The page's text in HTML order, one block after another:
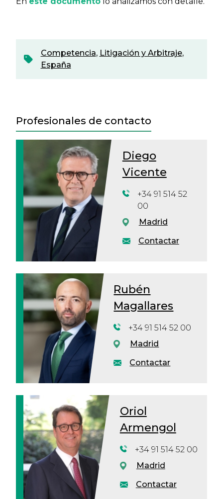
Competencia, Litigación y Arbitraje,
España
Profesionales de contacto
Diego
Vicente
Contactar
+34 91 514 52
00
Madrid
Rubén
Magallares
Contactar
+34 91 514 52 00
Madrid
Oriol
Armengol
Contactar
+34 91 514 52 00
Madrid